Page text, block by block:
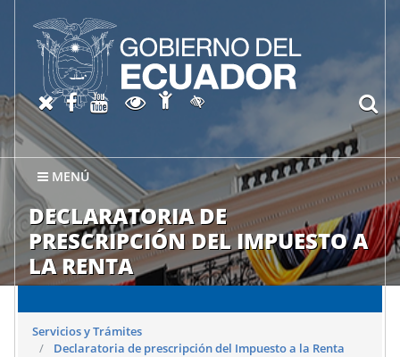
MENÚ
DECLARATORIA DE
PRESCRIPCIÓN DEL IMPUESTO A
LA RENTA
X oficial del SRI
Facebook oficial SRI
Canal del SRI en YouTube
Abrir página de
Abrir página de
Activar/quitar contraste
Servicios y Trámites
Declaratoria de prescripción del Impuesto a la Renta